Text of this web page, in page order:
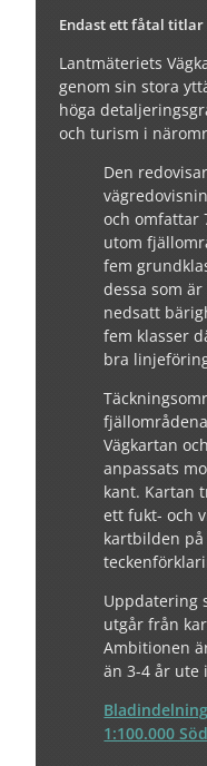
Endast ett fåtal titlar
Lantmäteriets
genom sin stora
höga
och turism i
Den
och omfattar
utom
fem
dessa som
nedsatt
fem klasser
bra
Vägkartan och
anpassats
kant. Kartan
ett fukt- och
kartbilden
Uppdatering
utgår från
Ambitionen
än 3-4 år ute
1:100.000